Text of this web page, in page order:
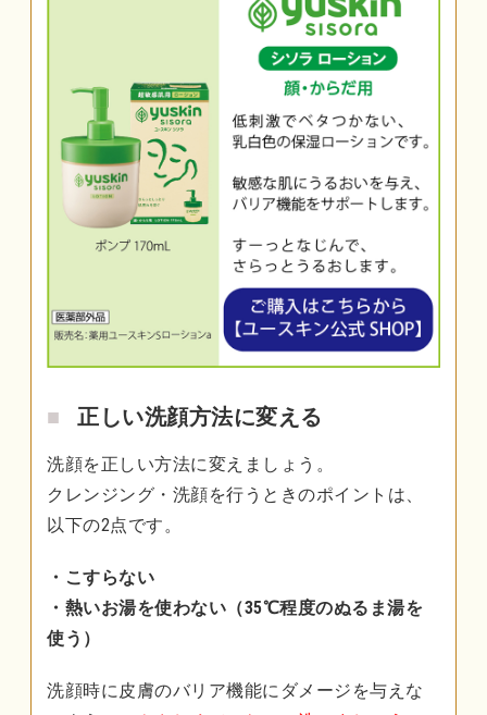
正しい洗顔方法に変える
洗顔を正しい方法に変えましょう。
クレンジング・洗顔を行うときのポイントは、
以下の2点です。
・こすらない
・熱いお湯を使わない（35℃程度のぬるま湯を
使う）
洗顔時に皮膚のバリア機能にダメージを与えな